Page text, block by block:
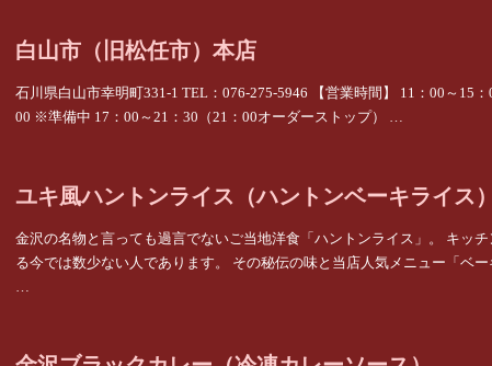
白山市（旧松任市）本店
石川県白山市幸明町331-1 TEL：076-275-5946 【営業時間】 11：00～15
00 ※準備中 17：00～21：30（21：00オーダーストップ） …
ユキ風ハントンライス（ハントンベーキライス）
金沢の名物と言っても過言でないご当地洋食「ハントンライス」。 キッ
る今では数少ない人であります。 その秘伝の味と当店人気メニュー「ベ